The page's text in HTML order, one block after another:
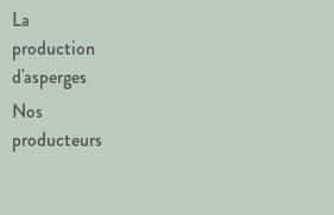
La
production
d'asperges
Nos
producteurs